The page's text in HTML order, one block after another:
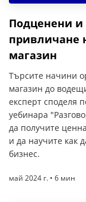
Подценени и
привличане
магазин
Търсите начини
магазин до
експерт споделя
уебинара
да получите
и да научите как
бизнес.
май 2024 г. • 6 мин